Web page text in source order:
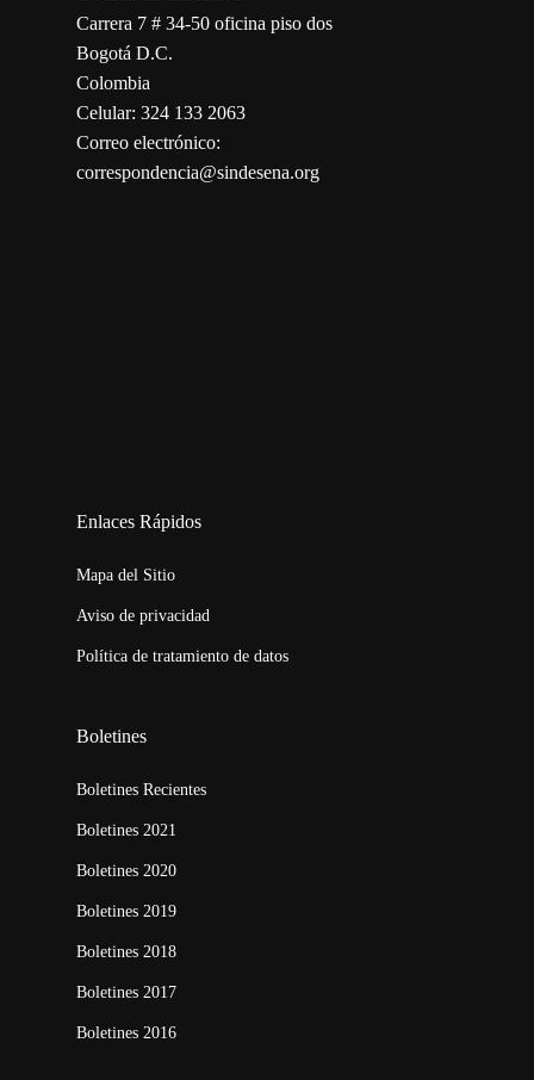
Carrera 7 # 34-50 oficina piso dos
Bogotá D.C.
Colombia
Celular: 324 133 2063
Correo electrónico:
correspondencia@sindesena.org
Enlaces Rápidos
Mapa del Sitio
Aviso de privacidad
Política de tratamiento de datos
Boletines
Boletines Recientes
Boletines 2021
Boletines 2020
Boletines 2019
Boletines 2018
Boletines 2017
Boletines 2016